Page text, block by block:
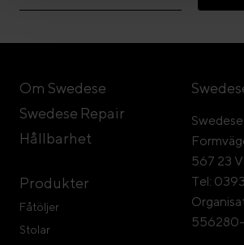
Om Swedese
Swedese Repair
Hållbarhet
Produkter
Fåtöljer
Stolar
567 23
Tel: